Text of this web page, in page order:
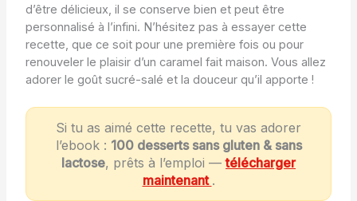
d’être délicieux, il se conserve bien et peut être
personnalisé à l’infini. N’hésitez pas à essayer cette
recette, que ce soit pour une première fois ou pour
renouveler le plaisir d’un caramel fait maison. Vous allez
adorer le goût sucré-salé et la douceur qu’il apporte !
Si tu as aimé cette recette, tu vas adorer
l’ebook : 100 desserts sans gluten & sans
lactose, prêts à l’emploi —télécharger
maintenant .